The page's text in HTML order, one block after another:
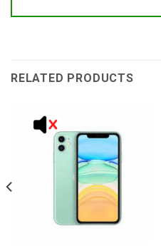
RELATED PRODUCTS